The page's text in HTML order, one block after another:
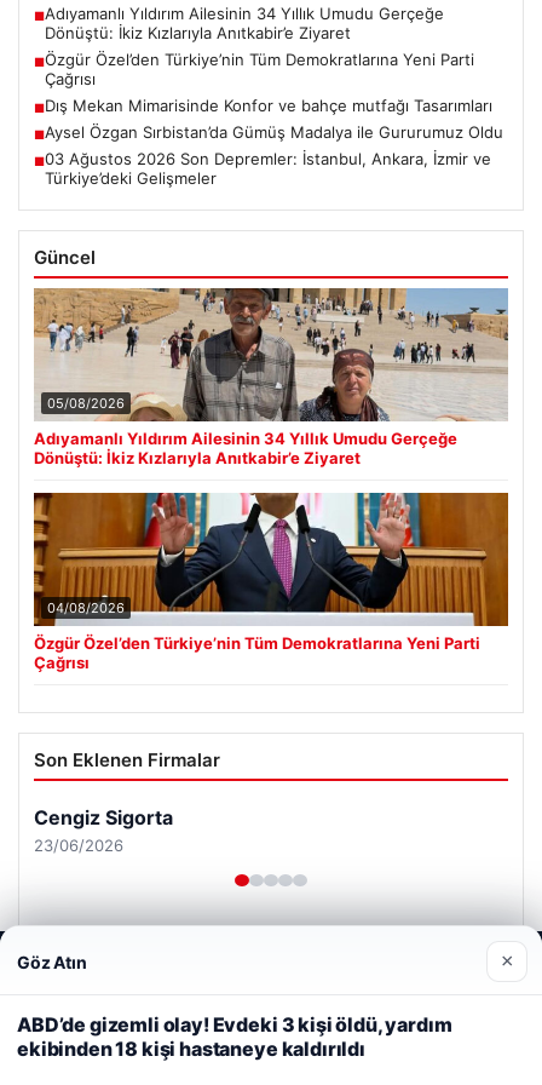
■Adıyamanlı Yıldırım Ailesinin 34 Yıllık Umudu Gerçeğe
Dönüştü: İkiz Kızlarıyla Anıtkabir’e Ziyaret
■Özgür Özel’den Türkiye’nin Tüm Demokratlarına Yeni Parti
Çağrısı
■Dış Mekan Mimarisinde Konfor ve bahçe mutfağı Tasarımları
■Aysel Özgan Sırbistan’da Gümüş Madalya ile Gururumuz Oldu
■03 Ağustos 2026 Son Depremler: İstanbul, Ankara, İzmir ve
Türkiye’deki Gelişmeler
Güncel
05/08/2026
Adıyamanlı Yıldırım Ailesinin 34 Yıllık Umudu Gerçeğe
Dönüştü: İkiz Kızlarıyla Anıtkabir’e Ziyaret
04/08/2026
Özgür Özel’den Türkiye’nin Tüm Demokratlarına Yeni Parti
Çağrısı
Son Eklenen Firmalar
Web sitemizi nasıl kullandığınızı daha iyi anlayabilmek,
deneyiminizi kişiselleştirmek ve geliştirmek amacıyla çerezler
kullanıyoruz.
Çerez Politikamız
Reddet Kabul Et
Göz Atın ×
ABD’de gizemli olay! Evdeki 3 kişi öldü, yardım
ekibinden 18 kişi hastaneye kaldırıldı